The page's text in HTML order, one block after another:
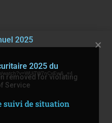
2025
2025 du
suivi de situation